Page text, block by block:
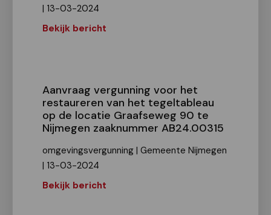
| 13-03-2024
Bekijk bericht
Aanvraag vergunning voor het
restaureren van het tegeltableau
op de locatie Graafseweg 90 te
Nijmegen zaaknummer AB24.00315
omgevingsvergunning | Gemeente Nijmegen
| 13-03-2024
Bekijk bericht